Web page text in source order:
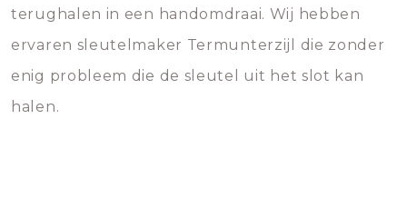
terughalen in een handomdraai. Wij hebben
ervaren sleutelmaker Termunterzijl die zonder
enig probleem die de sleutel uit het slot kan
halen.